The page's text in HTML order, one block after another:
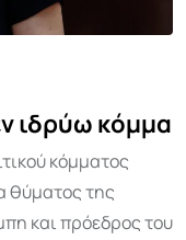
ιδρύω κόμμα
κόμματος
θύματος της
και πρόεδρος του